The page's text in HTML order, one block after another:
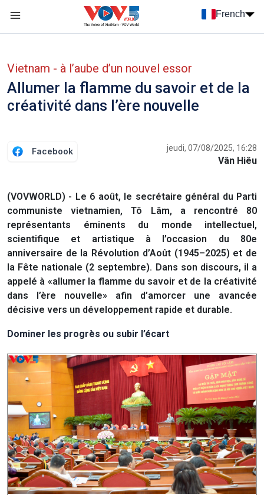
French
Vietnam - à l’aube d’un nouvel essor
Allumer la flamme du savoir et de la
créativité dans l’ère nouvelle
Facebook jeudi, 07/08/2025, 16:28
Vân Hiêu
(VOVWORLD) - Le 6 août, le secrétaire général du Parti
communiste vietnamien, Tô Lâm, a rencontré 80
représentants éminents du monde intellectuel,
scientifique et artistique à l’occasion du 80e
anniversaire de la Révolution d’Août (1945–2025) et de
la Fête nationale (2 septembre). Dans son discours, il a
appelé à «allumer la flamme du savoir et de la créativité
dans l’ère nouvelle» afin d’amorcer une avancée
décisive vers un développement rapide et durable.
Dominer les progrès ou subir l’écart